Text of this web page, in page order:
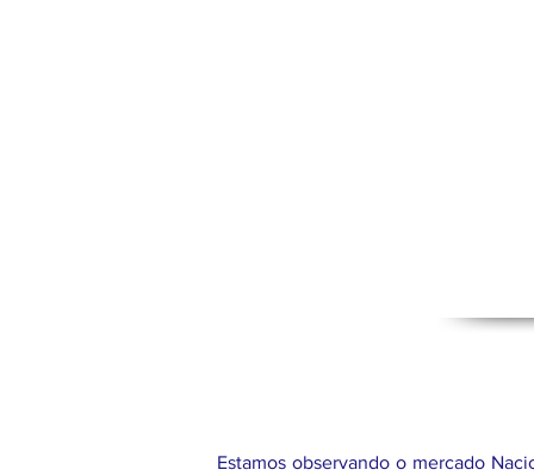
Estamos observando o mercado